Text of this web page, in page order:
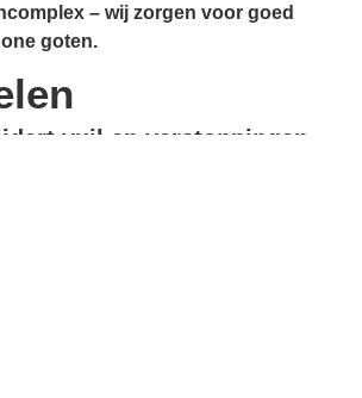
– wij zorgen voor goed
goten.
vuil en verstoppingen